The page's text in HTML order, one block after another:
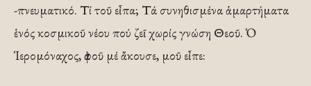
-πνευματικό. Τί τοῦ εἶπα; Τά συνηθισμένα ἁμαρτήματα
ἑνός κοσμικοῦ νέου πού ζεῖ χωρίς γνώση Θεοῦ. Ὁ
Ἱερομόναχος, ἀφοῦ μέ ἄκουσε, μοῦ εἶπε: